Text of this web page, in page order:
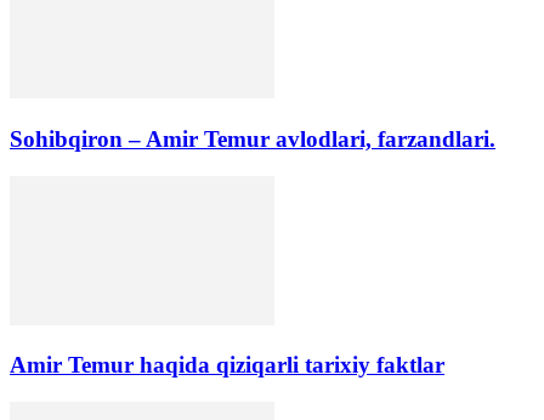
Sohibqiron – Amir Temur avlodlari, farzandlari.
Amir Temur haqida qiziqarli tarixiy faktlar